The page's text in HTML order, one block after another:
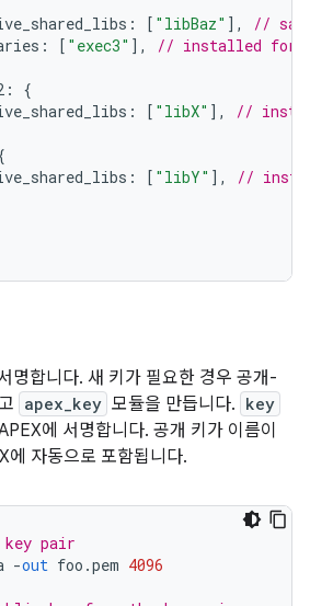
: [ "libBaz" ],
//
: [ "exec3" ],
// installed for
:
{
: [ "libX" ],
//
: [ "libY" ],
//
명합니다. 새 키가 필요한 경우 공개-
apex_key 모듈을 만듭니다. key
에 서명합니다. 공개 키가 이름이
에 자동으로 포함됩니다.
pair
-out foo .pem 4096